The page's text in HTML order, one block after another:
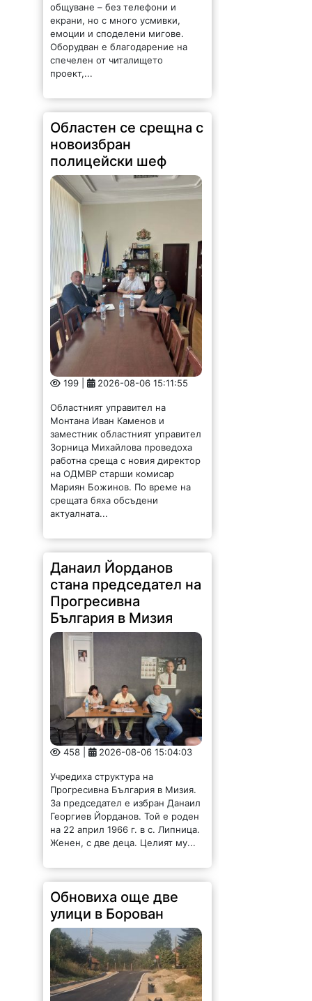
общуване – без телефони и
екрани, но с много усмивки,
емоции и споделени мигове.
Оборудван е благодарение на
спечелен от читалището
проект,...
Областен се срещна с
новоизбран
полицейски шеф
199 | 2026-08-06 15:11:55
Областният управител на
Монтана Иван Каменов и
заместник областният управител
Зорница Михайлова проведоха
работна среща с новия директор
на ОДМВР старши комисар
Мариян Божинов. По време на
срещата бяха обсъдени
актуалната...
Данаил Йорданов
стана председател на
Прогресивна
България в Мизия
458 | 2026-08-06 15:04:03
Учредиха структура на
Прогресивна България в Мизия.
За председател е избран Данаил
Георгиев Йорданов. Той е роден
на 22 април 1966 г. в с. Липница.
Женен, с две деца. Целият му...
Обновиха още две
улици в Борован